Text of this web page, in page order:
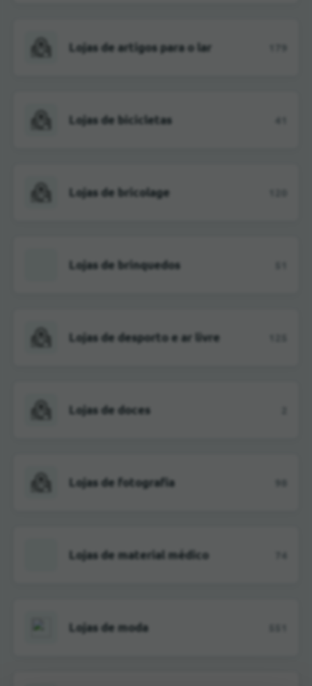
Lojas de artigos para o lar 179
Lojas de bicicletas 41
Lojas de bricolage
Lojas de brinquedos
Lojas de desporto e ar livre
Lojas de doces
Lojas de fotografia 98
Lojas de material médico 74
Lojas de moda